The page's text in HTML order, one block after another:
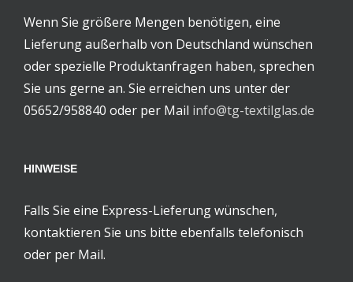
Wenn Sie größere Mengen benötigen, eine
Lieferung außerhalb von Deutschland wünschen
oder spezielle Produktanfragen haben, sprechen
Sie uns gerne an. Sie erreichen uns unter der
05652/958840 oder per Mail info@tg-textilglas.de
HINWEISE
Falls Sie eine Express-Lieferung wünschen,
kontaktieren Sie uns bitte ebenfalls telefonisch
oder per Mail.